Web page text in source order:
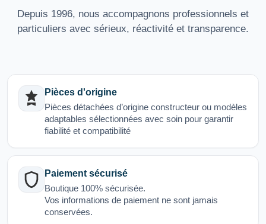
Depuis 1996, nous accompagnons professionnels et
particuliers avec sérieux, réactivité et transparence.
Pièces d'origine
Pièces détachées d’origine constructeur ou modèles
adaptables sélectionnées avec soin pour garantir
fiabilité et compatibilité
Paiement sécurisé
Boutique 100% sécurisée.
Vos informations de paiement ne sont jamais
conservées.